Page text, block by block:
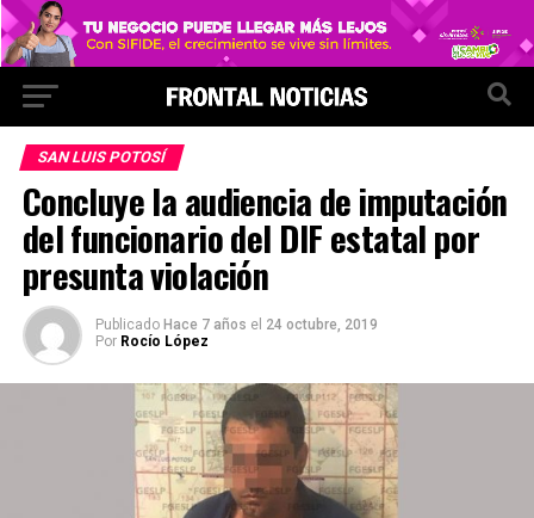
SAN LUIS POTOSÍ
Concluye la audiencia de imputación
del funcionario del DIF estatal por
presunta violación
Publicado Hace 7 años el 24 octubre, 2019
Por Rocío López